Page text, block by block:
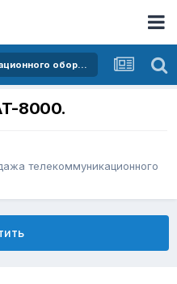
Покупка и продажа телекоммуникационного оборудования
8000.
телекоммуникационного